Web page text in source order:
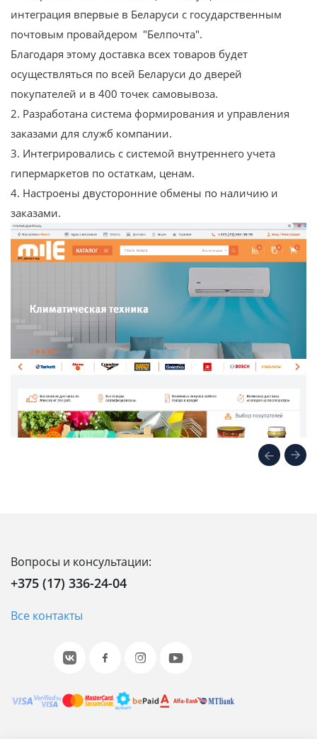
интеграция впервые в Беларуси с государственным
почтовым провайдером "Белпочта".
Благодаря этому доставка всех товаров будет
осуществляться по всей Беларуси до дверей
покупателей и в 400 точек самовывоза.
2. Разработана система формирования и управления
заказами для служб компании.
3. Интегрировались с системой внутреннего учета
гипермаркетов по остаткам, ценам.
4. Настроены двусторонние обмены по наличию и
заказами.
Вопросы и консультации:
+375 (17) 336-24-04
Все контакты